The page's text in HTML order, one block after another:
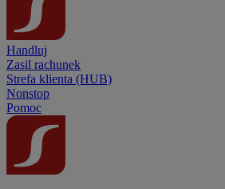
Handluj
Zasil rachunek
Strefa klienta (HUB)
Nonstop
Pomoc